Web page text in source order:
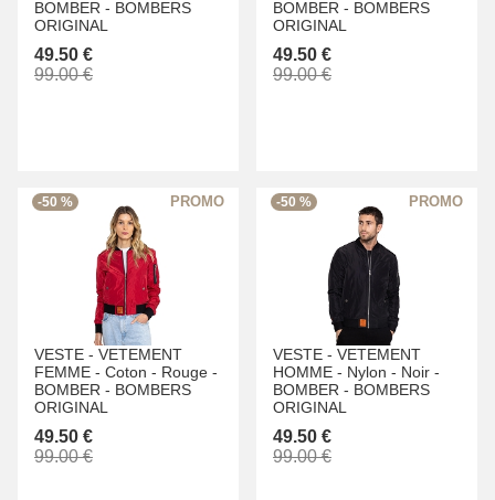
BOMBER - BOMBERS
ORIGINAL
49.50 €
99.00 €
BOMBER - BOMBERS
ORIGINAL
49.50 €
99.00 €
-50 %
VESTE - VETEMENT
FEMME - Coton - Rouge -
BOMBER - BOMBERS
ORIGINAL
49.50 €
99.00 €
-50 %
VESTE - VETEMENT
HOMME - Nylon - Noir -
BOMBER - BOMBERS
ORIGINAL
49.50 €
99.00 €